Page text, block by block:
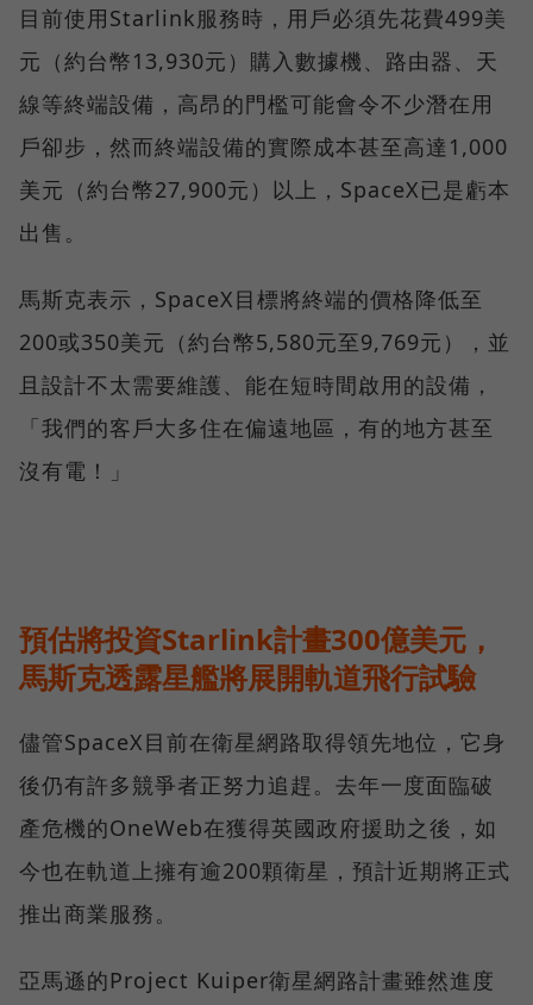
目前使用Starlink服務時，用戶必須先花費499美
元（約台幣13,930元）購入數據機、路由器、天
線等終端設備，高昂的門檻可能會令不少潛在用
戶卻步，然而終端設備的實際成本甚至高達1,000
美元（約台幣27,900元）以上，SpaceX已是虧本
出售。
馬斯克表示，SpaceX目標將終端的價格降低至
200或350美元（約台幣5,580元至9,769元），並
且設計不太需要維護、能在短時間啟用的設備，
「我們的客戶大多住在偏遠地區，有的地方甚至
沒有電！」
預估將投資Starlink計畫300億美元，
馬斯克透露星艦將展開軌道飛行試驗
儘管SpaceX目前在衛星網路取得領先地位，它身
後仍有許多競爭者正努力追趕。去年一度面臨破
產危機的OneWeb在獲得英國政府援助之後，如
今也在軌道上擁有逾200顆衛星，預計近期將正式
推出商業服務。
亞馬遜的Project Kuiper衛星網路計畫雖然進度